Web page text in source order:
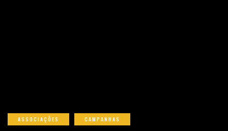
ASSOCIAÇÕES CAMPANHAS